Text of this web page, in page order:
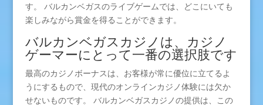
す。 バルカンベガスのライブゲームでは、どこにいても
楽しみながら賞金を得ることができます。
バルカンベガスカジノは、カジノ
ゲーマーにとって一番の選択肢です
最高のカジノボーナスは、お客様が常に優位に立てるよ
うにするもので、現代のオンラインカジノ体験には欠か
せないものです。 バルカンベガスカジノの提供は、この